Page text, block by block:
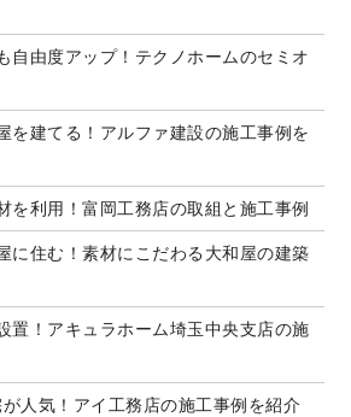
自由度アップ！テクノホームのセミオ
を建てる！アルファ建設の施工事例を
を利用！富岡工務店の取組と施工事例
に住む！素材にこだわる大和屋の建築
置！アキュラホーム埼玉中央支店の施
人気！アイ工務店の施工事例を紹介